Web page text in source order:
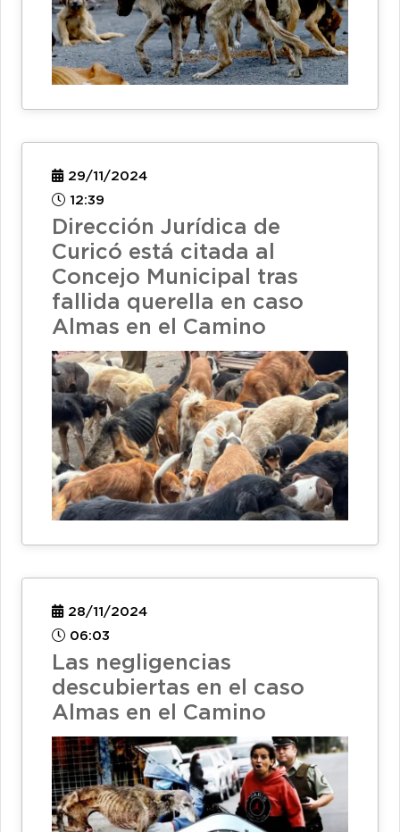
29/11/2024
12:39
Dirección Jurídica de
Curicó está citada al
Concejo Municipal tras
fallida querella en caso
Almas en el Camino
28/11/2024
06:03
Las negligencias
descubiertas en el caso
Almas en el Camino